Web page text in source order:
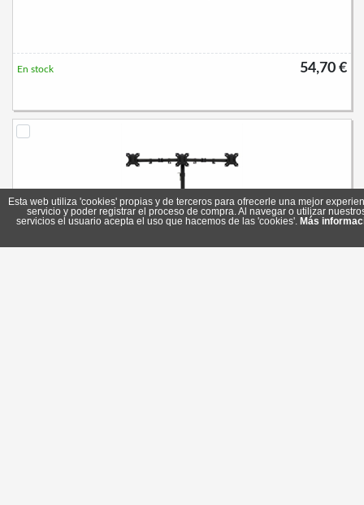
54,70 €
En stock
Esta web utiliza 'cookies' propias y de terceros para ofrecerle una mejor
servicio y poder registrar el proceso de compra. Al navegar o utilizar
servicios el usuario acepta el uso que hacemos de las 'cookies'. Más